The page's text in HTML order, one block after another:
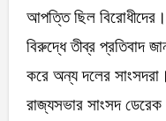
আপত্তি ছিল
বিরুদ্ধে তীব্র প্রতিবাদ
করে অন্য দলের
রাজ্যসভার সাংসদ